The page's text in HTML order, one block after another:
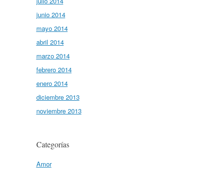
junio 2014
mayo 2014
abril 2014
marzo 2014
febrero 2014
enero 2014
diciembre 2013
noviembre 2013
Categorías
Amor